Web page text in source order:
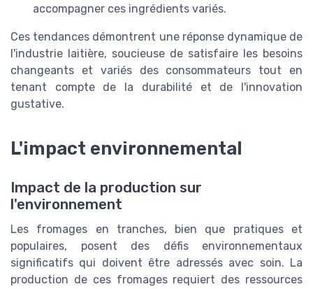
accompagner ces ingrédients variés.
Ces tendances démontrent une réponse dynamique de
l'industrie laitière, soucieuse de satisfaire les besoins
changeants et variés des consommateurs tout en
tenant compte de la durabilité et de l'innovation
gustative.
L'impact environnemental
Impact de la production sur
l'environnement
Les fromages en tranches, bien que pratiques et
populaires, posent des défis environnementaux
significatifs qui doivent être adressés avec soin. La
production de ces fromages requiert des ressources